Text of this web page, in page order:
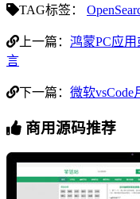
TAG标签：
上一篇： 鸿蒙PC应
言
下一篇： 微软
商用源码推荐